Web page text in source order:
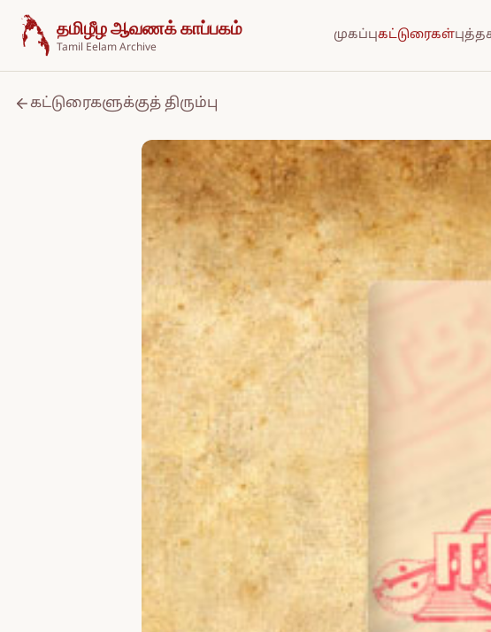
உள்ளடக்கத்திற்குச் செல்க
தமிழீழ ஆவணக் காப்பகம்
Tamil Eelam Archive
முகப்புகட்டுரைகள்
கட்டுரைகளுக்குத் திரும்பு